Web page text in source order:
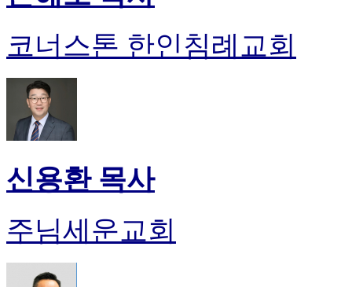
코너스톤 한인침례교회
신용환 목사
주님세운교회